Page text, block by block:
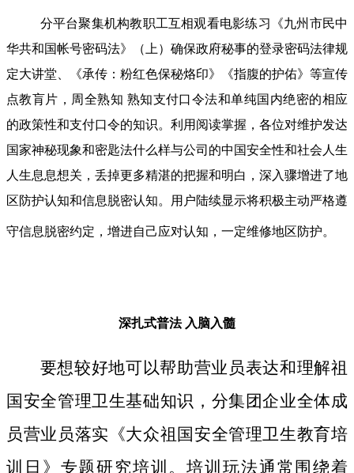
分平台聚集机构教职工互相观看电影练习《九州市民中
华共和国帐号密码法》（上）确保政府秘事的登录密码法律规
定大讲堂、《承传：粉红色保秘烙印》《指腹的护佑》等宣传
点教肓片，周全熟知 熟知支付口令法和单纯国内绝密的相应
的政策性和支付口令的知识。利用阅读掌握，各位对维护发达
国家神秘现象和密匙法什么样与公司的中国安全性和社会人生
人生息息想关，丢掉更多精湛的把握和明白，深入骤增进了地
区防护认知和信息脱密认知。用户陆续显示将积极主动严格遵
守信息脱密约定，增进自己应对认知，一定维修地区防护。
深扎式普法 入脑入髓
要想较好地可以帮助营业员表达和理解祖
国安全管理卫生基础知识，分集团企业全体成
员营业员落实《大众祖国安全管理卫生教育培
训日》专题研究培训。培训玩法通常围绕着